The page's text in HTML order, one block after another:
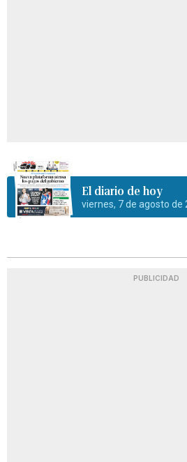
El diario de hoy
viernes, 7 de agosto de
PUBLICIDAD